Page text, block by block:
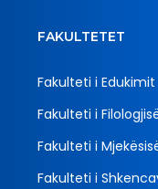
FAKULTETET
Fakulteti i Edukimit
Fakulteti i
Fakulteti i
Fakulteti i